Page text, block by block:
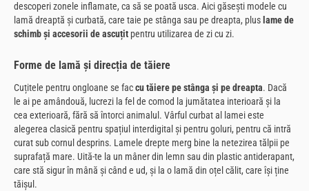
descoperi zonele inflamate, ca să se poată usca. Aici găsești modele cu
lamă dreaptă și curbată, care taie pe stânga sau pe dreapta, plus lame de
schimb și accesorii de ascuțit pentru utilizarea de zi cu zi.
Forme de lamă și direcția de tăiere
Cuțitele pentru ongloane se faccu tăiere pe stânga și pe dreapta. Dacă
le ai pe amândouă, lucrezi la fel de comod la jumătatea interioară și la
cea exterioară, fără să întorci animalul. Vârful curbat al lamei este
alegerea clasică pentru spațiul interdigital și pentru goluri, pentru că intră
curat sub cornul desprins. Lamele drepte merg bine la netezirea tălpii pe
suprafață mare. Uită-te la un mâner din lemn sau din plastic antiderapant,
care stă sigur în mână și când e ud, și la o lamă din oțel călit, care își ține
tăișul.